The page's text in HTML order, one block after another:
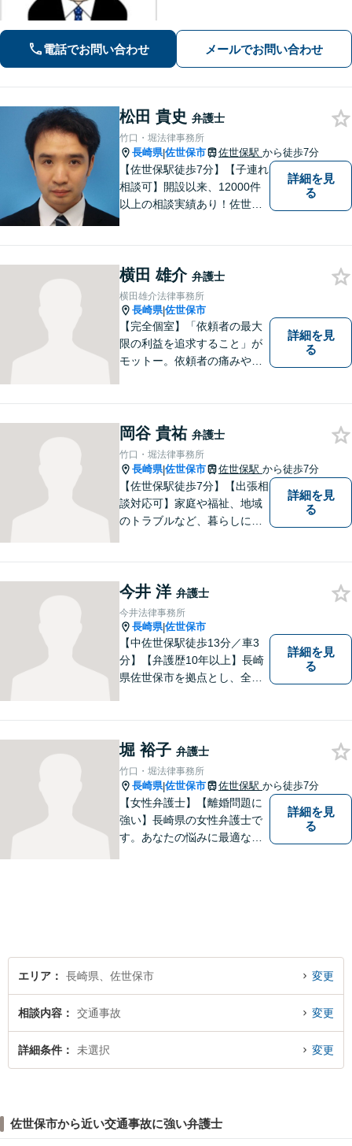
います。早期解決には、早めのご相談
が肝要です。
電話でお問い合わせ メールでお問い合わせ
松田 貴史 弁護士
竹口・堀法律事務所
長崎県|佐世保市 佐世保駅 から徒歩7分
【佐世保駅徒歩7分】【子連れ
相談可】開設以来、12000件
以上の相談実績あり！佐世保
題・企業法務等、お困りごと
はなんでもご相談ください。
【他士業連携】
詳細を見
る
横田 雄介 弁護士
横田雄介法律事務所
長崎県|佐世保市
【完全個室】「依頼者の最大
限の利益を追求すること」が
モットー。依頼者の痛みや苦
プの手続きが可能◎【駐車場
あり】
詳細を見
る
岡谷 貴祐 弁護士
竹口・堀法律事務所
長崎県|佐世保市 佐世保駅 から徒歩7分
【佐世保駅徒歩7分】【出張相
談対応可】家庭や福祉、地域
のトラブルなど、暮らしに根
寧にお話を伺うことを大切に
しています。
詳細を見
る
今井 洋 弁護士
今井法律事務所
長崎県|佐世保市
【中佐世保駅徒歩13分／車3
分】【弁護歴10年以上】長崎
県佐世保市を拠点とし、全国
の解決へと導きます。時間外
のご相談にも対応可能ですの
で、お気軽にご連絡くださ
い。
詳細を見
る
堀 裕子 弁護士
竹口・堀法律事務所
長崎県|佐世保市 佐世保駅 から徒歩7分
【女性弁護士】【離婚問題に
強い】長崎県の女性弁護士で
す。あなたの悩みに最適なリ
詳細を見
る
エリア 長崎県、佐世保市 変更
相談内容 交通事故 変更
詳細条件 未選択 変更
佐世保市から近い交通事故に強い弁護士